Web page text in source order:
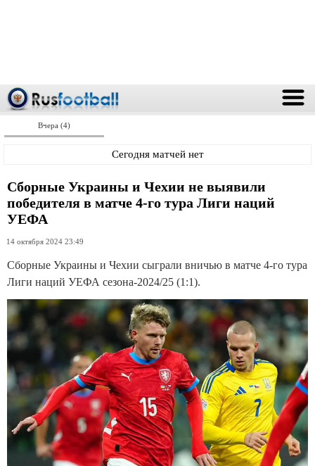
Вчера (4)
Сегодня матчей нет
Сборные Украины и Чехии не выявили
победителя в матче 4-го тура Лиги наций
УЕФА
14 октября 2024 23:49
Сборные Украины и Чехии сыграли вничью в матче 4-го тура
Лиги наций УЕФА сезона-2024/25 (1:1).